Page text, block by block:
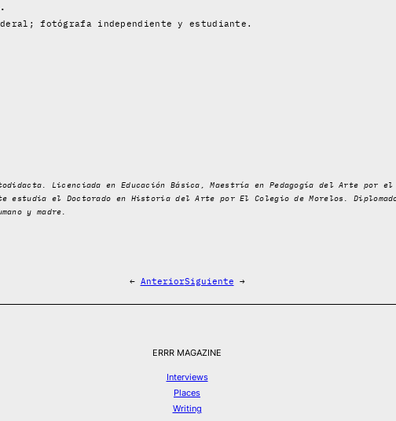
fotógrafa independiente y estudiante.
Licenciada en Educación Básica, Maestría en Pedagogía del Arte por
estudia el Doctorado en Historia del Arte por El Colegio de Morelos.
y madre.
← AnteriorSiguiente →
ERRR MAGAZINE
Interviews
Places
Writing